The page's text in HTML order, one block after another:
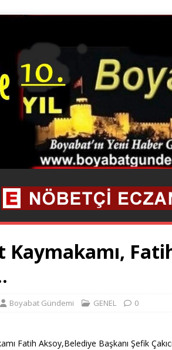
Kaymakamı,
Boyabat Gündemi GENEL 0
Fatih Aksoy,Belediye Başkanı Şefik